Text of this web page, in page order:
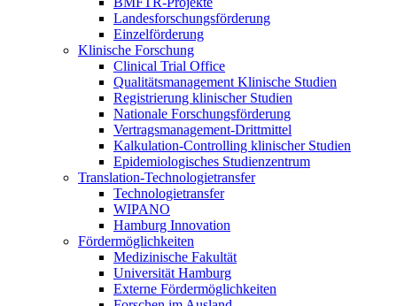
Landesforschungsförderung
Einzelförderung
Klinische Forschung
Clinical Trial Office
Qualitätsmanagement Klinische Studien
Registrierung klinischer Studien
Nationale Forschungsförderung
Vertragsmanagement-Drittmittel
Kalkulation-Controlling klinischer Studien
Epidemiologisches Studienzentrum
Translation-Technologietransfer
Technologietransfer
WIPANO
Hamburg Innovation
Fördermöglichkeiten
Medizinische Fakultät
Universität Hamburg
Externe Fördermöglichkeiten